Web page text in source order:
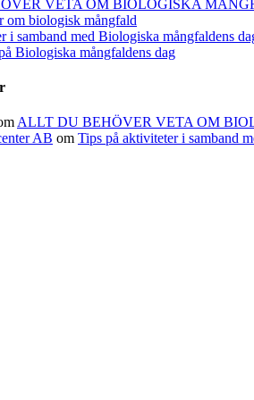
VETA OM BIOLOGISKA
om biologisk mångfald
i samband med Biologiska mångfaldens
Biologiska mångfaldens dag
ALLT DU BEHÖVER VETA OM
AB om Tips på aktiviteter i samband